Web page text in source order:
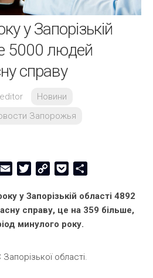
у Запорізькій
5000 людей
справу
editor
Новини
Запорожья
Email TwitterCopy
Pocket
у Запорізькій області 4892
справу, це на 359 більше,
минулого року.
області.